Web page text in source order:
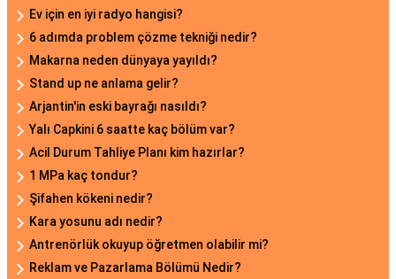
Ev için en iyi radyo hangisi?
6 adımda problem çözme tekniği nedir?
Makarna neden dünyaya yayıldı?
Stand up ne anlama gelir?
Arjantin'in eski bayrağı nasıldı?
Yalı Capkini 6 saatte kaç bölüm var?
Acil Durum Tahliye Planı kim hazırlar?
1 MPa kaç tondur?
Şifahen kökeni nedir?
Kara yosunu adı nedir?
Antrenörlük okuyup öğretmen olabilir mi?
Reklam ve Pazarlama Bölümü Nedir?